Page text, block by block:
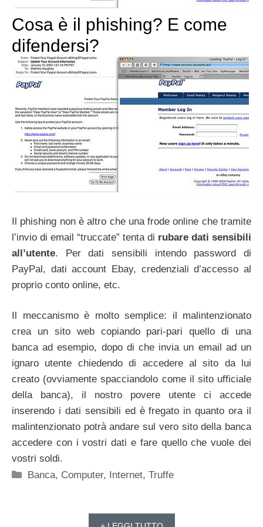
Cosa è il phishing? E come
difendersi?
Il phishing non è altro che una frode online che tramite
l’invio di email “truccate” tenta di rubare dati sensibili
all’utente. Per dati sensibili intendo password di
PayPal, dati account Ebay, credenziali d’accesso al
proprio conto online, etc.
Il meccanismo è molto semplice: il malintenzionato
crea un sito web copiando pari-pari quello di una
banca ad esempio, dopo di che invia un email ad un
ignaro utente chiedendo di accedere al sito da lui
creato (ovviamente spacciandolo come il sito ufficiale
della banca), il nostro povere utente ci accede
inserendo i dati sensibili ed è fregato in quanto ora il
malintenzionato potrà andare sul vero sito della banca
accedere con i vostri dati e fare quello che vuole dei
vostri soldi.
Categorie
Banca, Computer, Internet,Truffe